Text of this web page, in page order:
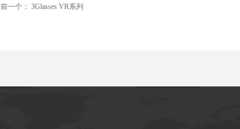
前一个： 3Glasses VR系列